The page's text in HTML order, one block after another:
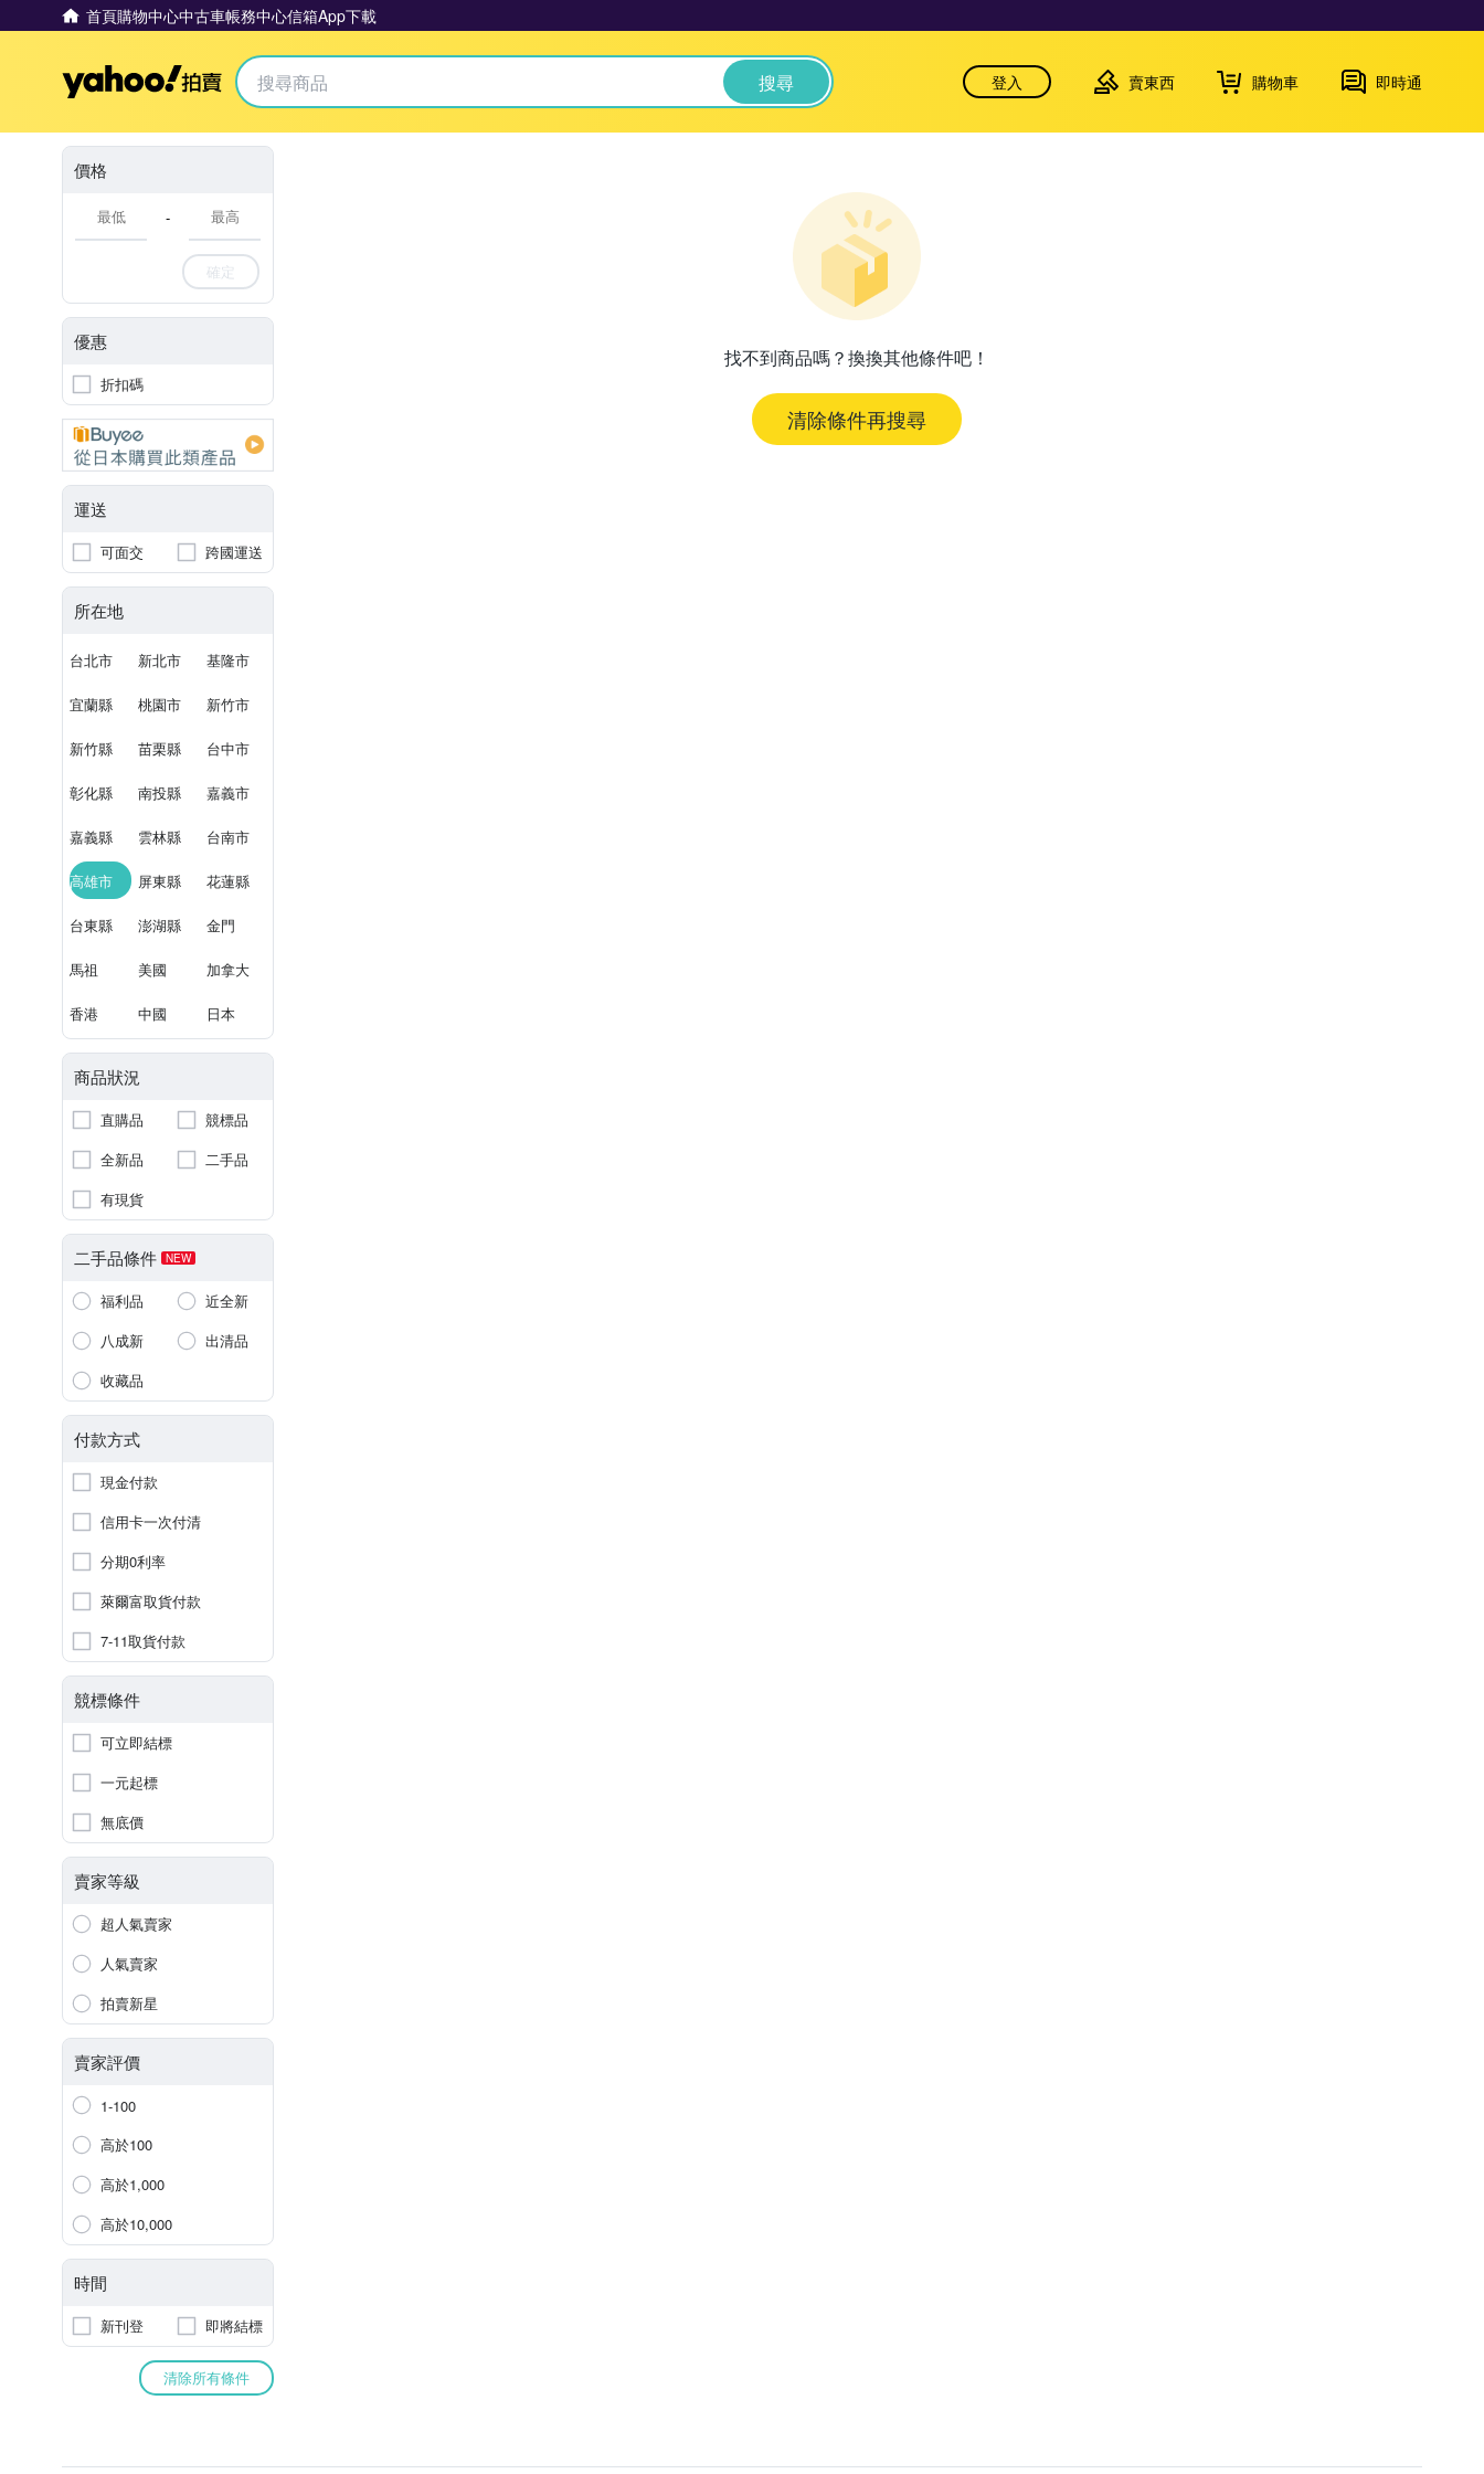
首頁購物中心中古車帳務中心信箱App下載
Yahoo拍賣 搜尋 登入 賣東西 購物車 即時通
價格
-
確定
優惠
折扣碼
運送
可面交 跨國運送
所在地
台北市 新北市 基隆市
宜蘭縣 桃園市 新竹市
新竹縣 苗栗縣 台中市
彰化縣 南投縣 嘉義市
嘉義縣 雲林縣 台南市
高雄市 屏東縣 花蓮縣
台東縣 澎湖縣 金門
馬祖 美國 加拿大
香港 中國 日本
商品狀況
直購品
競標品
全新品
二手品
有現貨
二手品條件 NEW
福利品
近全新
八成新
出清品
收藏品
付款方式
現金付款
信用卡一次付清
分期0利率
萊爾富取貨付款
7-11取貨付款
競標條件
可立即結標
一元起標
無底價
賣家等級
超人氣賣家
人氣賣家
拍賣新星
賣家評價
1-100
高於100
高於1,000
高於10,000
時間
新刊登 即將結標
清除所有條件
找不到商品嗎？換換其他條件吧！
清除條件再搜尋